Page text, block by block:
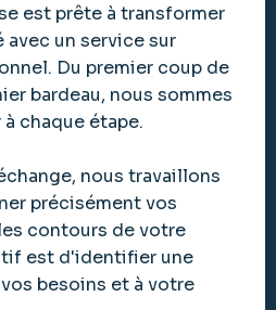
est prête à transformer
un service sur
Du premier coup de
bardeau, nous sommes
chaque étape.
nous travaillons
précisément vos
contours de votre
est d'identifier une
besoins et à votre